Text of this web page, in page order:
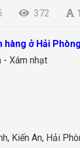
372
hàng ở Hải Phòng
- Xám nhạt
Kiến An, Hải